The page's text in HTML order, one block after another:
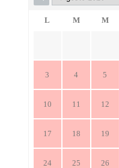
L M M
3 4 5
10 11 12
17 18 19
24 25 26